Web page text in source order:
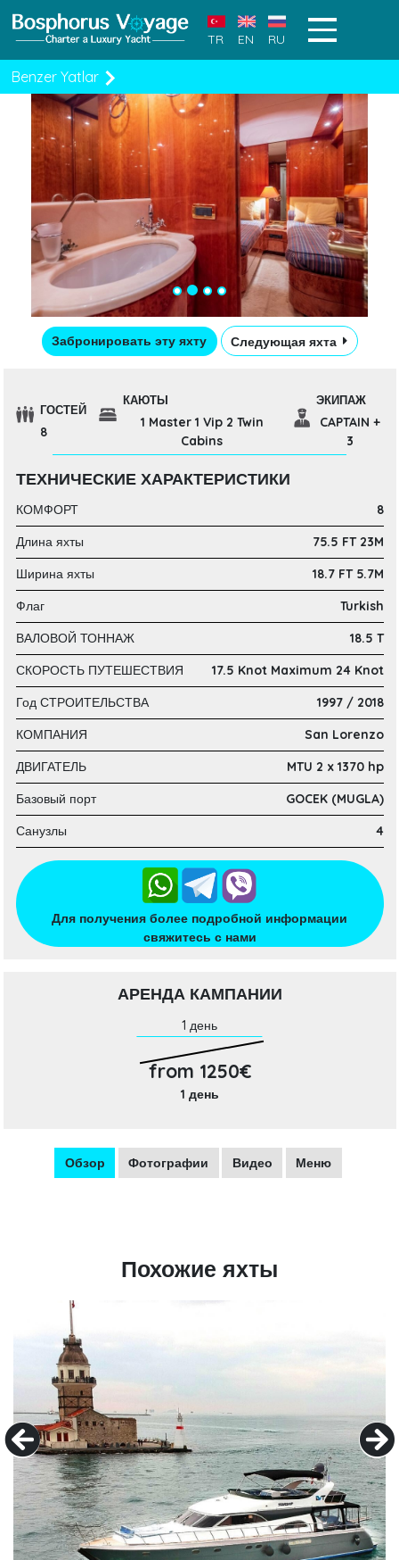
TR EN RU
Benzer Yatlar
Обзор Фотографии Видео Меню
Забронировать эту яхту Следующая яхта
ГОСТЕЙ
8
КАЮТЫ
1 Master 1 Vip 2 Twin
Cabins
ЭКИПАЖ
CAPTAIN +
3
ТЕХНИЧЕСКИЕ ХАРАКТЕРИСТИКИ
КОМФОРТ
8
Длина яхты
75.5 FT 23M
Ширина яхты
18.7 FT 5.7M
Флаг
Turkish
ВАЛОВОЙ ТОННАЖ
18.5 T
СКОРОСТЬ ПУТЕШЕСТВИЯ
17.5 Knot Maximum 24 Knot
Год СТРОИТЕЛЬСТВА
1997 / 2018
КОМПАНИЯ
San Lorenzo
ДВИГАТЕЛЬ
MTU 2 x 1370 hp
Базовый порт
GOCEK (MUGLA)
Санузлы
4
Для получения более подробной информации
свяжитесь с нами
АРЕНДА КАМПАНИИ
1 день
from 1250€
1 день
Похожие яхты